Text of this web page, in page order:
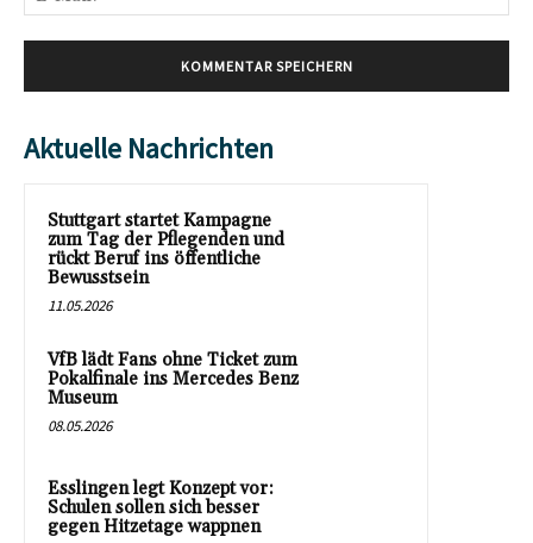
Aktuelle Nachrichten
Stuttgart startet Kampagne
zum Tag der Pflegenden und
rückt Beruf ins öffentliche
Bewusstsein
11.05.2026
VfB lädt Fans ohne Ticket zum
Pokalfinale ins Mercedes Benz
Museum
08.05.2026
Esslingen legt Konzept vor:
Schulen sollen sich besser
gegen Hitzetage wappnen